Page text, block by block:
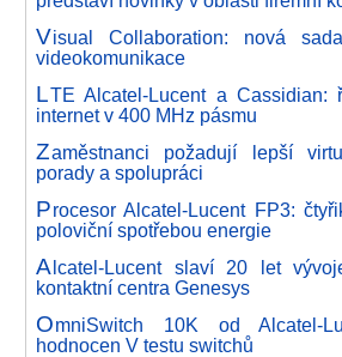
Visual Collaboration: nová
videokomunikace
LTE Alcatel-Lucent a Cassidian:
internet v 400 MHz pásmu
Zaměstnanci požadují lepší
porady a spolupráci
Procesor Alcatel-Lucent FP3:
poloviční spotřebou energie
Alcatel-Lucent slaví 20 let
kontaktní centra Genesys
OmniSwitch 10K od Alcatel-
hodnocen V testu switchů